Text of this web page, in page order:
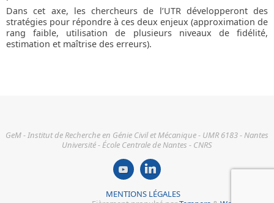
Dans cet axe, les chercheurs de l’UTR développeront des
stratégies pour répondre à ces deux enjeux (approximation de
rang faible, utilisation de plusieurs niveaux de fidélité,
estimation et maîtrise des erreurs).
GeM - Institut de Recherche en Génie Civil et Mécanique - UMR 6183 - Nantes
Université - École Centrale de Nantes - CNRS
MENTIONS LÉGALES